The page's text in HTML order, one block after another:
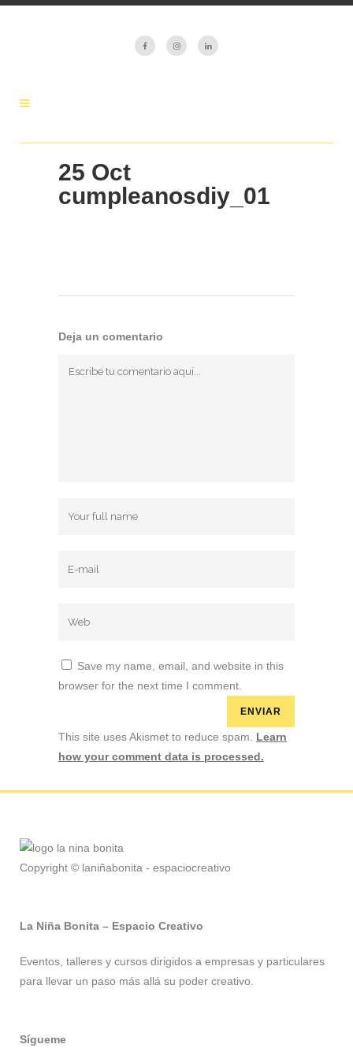
25 Oct
cumpleanosdiy_01
Deja un comentario
Save my name, email, and website in this
browser for the next time I comment.
This site uses Akismet to reduce spam. Learn
how your comment data is processed.
Copyright © laniñabonita - espaciocreativo
La Niña Bonita – Espacio Creativo
Eventos, talleres y cursos dirigidos a empresas y particulares
para llevar un paso más allá su poder creativo.
Sígueme